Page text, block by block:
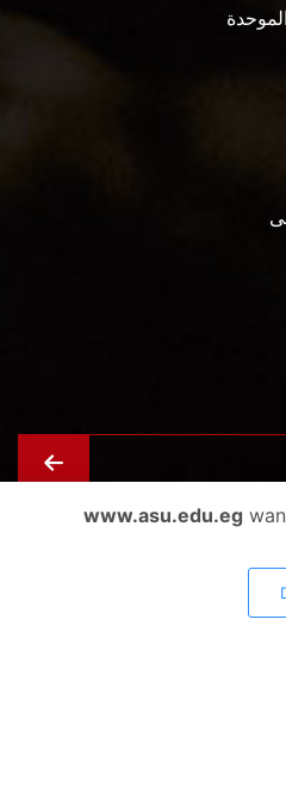
www.asu.edu.eg